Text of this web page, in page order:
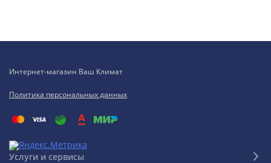
Интернет-магазин Ваш Климат
Политика персональных данных
Услуги и сервисы